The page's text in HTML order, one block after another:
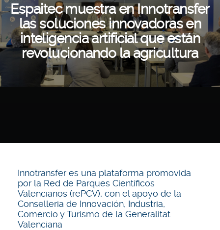
Espaitec muestra en Innotransfer
las soluciones innovadoras en
inteligencia artificial que están
revolucionando la agricultura
Innotransfer es una plataforma promovida
por la Red de Parques Científicos
Valencianos (rePCV), con el apoyo de la
Conselleria de Innovación, Industria,
Comercio y Turismo de la Generalitat
Valenciana